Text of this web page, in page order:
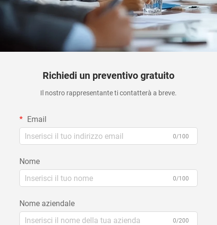
Richiedi un preventivo gratuito
Il nostro rappresentante ti contatterà a breve.
Email
0/100
Nome
0/100
Nome aziendale
0/200